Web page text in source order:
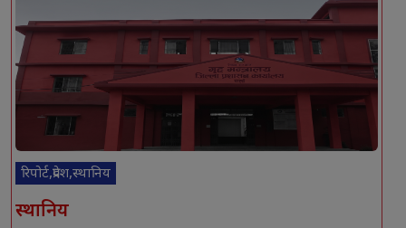
रिपोर्ट,प्रदेश,स्थानिय
स्थानिय